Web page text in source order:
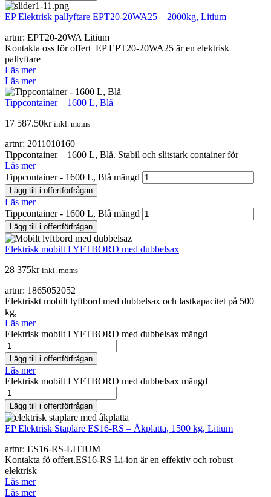
EP Elektrisk pallyftare EPT20-20WA25 – 2000kg, Litium
artnr: EPT20-20WA Litium
Kontakta oss för offert EP EPT20-20WA25 är en elektrisk
pallyftare
Läs mer
Läs mer
Tippcontainer – 1600 L, Blå
17 587.50kr inkl. moms
artnr: 2011010160
Tippcontainer – 1600 L, Blå. Stabil och slitstark container för
Läs mer
Tippcontainer - 1600 L, Blå mängd
Lägg till i offertförfrågan
Läs mer
Tippcontainer - 1600 L, Blå mängd
Lägg till i offertförfrågan
Elektrisk mobilt LYFTBORD med dubbelsax
28 375kr inkl. moms
artnr: 1865052052
Elektriskt mobilt lyftbord med dubbelsax och lastkapacitet på 500
kg,
Läs mer
Elektrisk mobilt LYFTBORD med dubbelsax mängd
Lägg till i offertförfrågan
Läs mer
Elektrisk mobilt LYFTBORD med dubbelsax mängd
Lägg till i offertförfrågan
EP Elektrisk Staplare ES16-RS – Åkplatta, 1500 kg, Litium
artnr: ES16-RS-LITIUM
Kontakta fö offert.ES16-RS Li-ion är en effektiv och robust
elektrisk
Läs mer
Läs mer